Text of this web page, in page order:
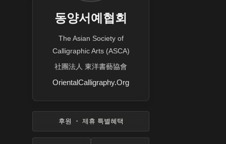
동양서예협회
The Asian Society of
Calligraphic Arts (ASCA)
社團法人 東洋書藝協會
OrientalCalligraphy.Org
후원 ・ 제휴 특별혜택